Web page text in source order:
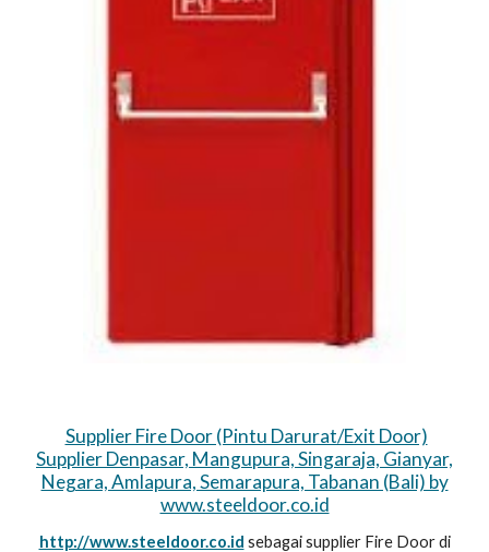
Supplier Fire Door (Pintu Darurat/Exit Door)
Supplier Denpasar, Mangupura, Singaraja, Gianyar,
Negara, Amlapura, Semarapura, Tabanan (Bali) by
www.steeldoor.co.id
http://www.steeldoor.co.id sebagai supplier Fire Door di